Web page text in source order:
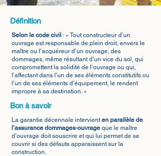
Définition
Selon le code civil : « Tout constructeur d’un
ouvrage est responsable de plein droit, envers le
maître ou l’acquéreur d’un ouvrage, des
dommages, même résultant d’un vice du sol, qui
compromettent la solidité de l’ouvrage ou qui,
l’affectant dans l’un de ses éléments constitutifs ou
l’un de ses éléments d’équipement, le rendent
impropre à sa destination. »
Bon à savoir
La garantie décennale intervient en parallèle de
l’assurance dommages-ouvrage que le maître
d’ouvrage doit souscrire et qui lui permet de se
couvrir si des défauts apparaissent sur la
construction.